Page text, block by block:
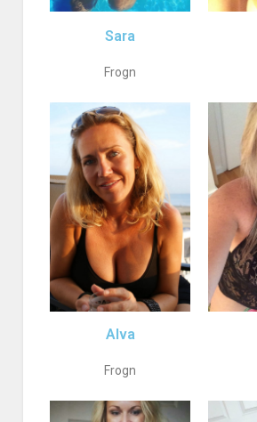
Sara
Frogn
Alva
Frogn